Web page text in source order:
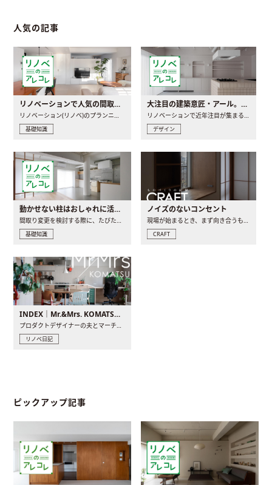
人気の記事
リノベーションで人気の間取りとは？トレンドの間取りと実例を徹底解説
リノベーション(リノベ)のプランニングで一番最初に決めるのは..
基礎知識
大注目の建築意匠・アール。人気の理由と空間に取り入れるポイント
リノベーションで近年注目が集まる建築意匠の一つであるアール..
デザイン
動かせない柱はおしゃれに活用！柱を魅せるリノベーション(リノベ)4選
間取り変更を検討する際に、たびたび皆さんの頭を悩ませる動か..
基礎知識
ノイズのないコンセント
現場が始まるとき、まず向き合うものの一つがコンセントです..
CRAFT
INDEX｜Mr.&Mrs. KOMATSU renovation diary
プロダクトデザイナーの夫とマーチャンダイザーの妻が、夫婦で..
リノベ日記
ピックアップ記事